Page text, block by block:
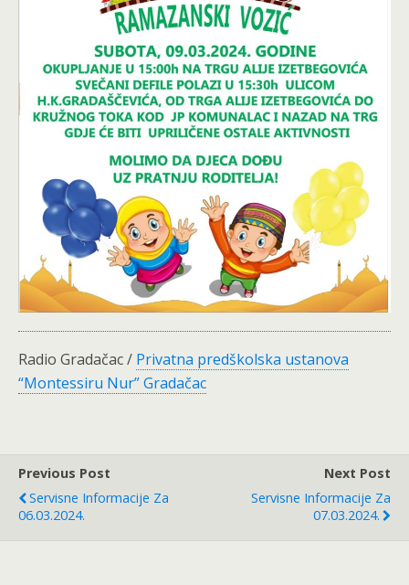
Radio Gradačac / Privatna predškolska ustanova
“Montessiru Nur” Gradačac
Previous Post
Servisne Informacije Za
06.03.2024.
Next Post
Servisne Informacije Za
07.03.2024.